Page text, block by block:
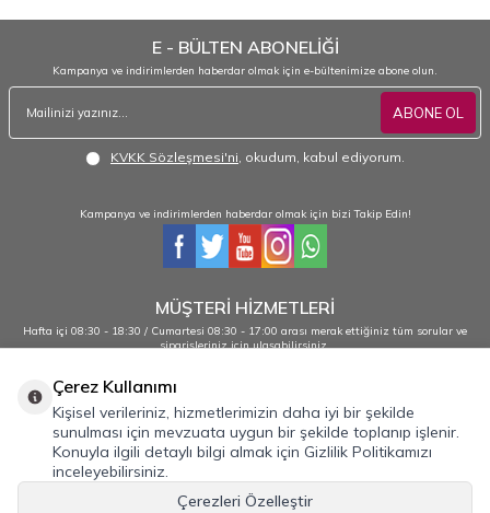
E - BÜLTEN ABONELİĞİ
Kampanya ve indirimlerden haberdar olmak için e-bültenimize abone olun.
ABONE OL
KVKK Sözleşmesi'ni, okudum, kabul ediyorum.
Kampanya ve indirimlerden haberdar olmak için bizi Takip Edin!
MÜŞTERİ HİZMETLERİ
Hafta içi 08:30 - 18:30 / Cumartesi 08:30 - 17:00 arası merak ettiğiniz tüm sorular ve
siparişleriniz için ulaşabilirsiniz.
0232 484 38 44 - 0533 330 88 95
Önemli Bilgiler
Hızlı Erişim
Çerez Kullanımı
Kişisel verileriniz, hizmetlerimizin daha iyi bir şekilde
sunulması için mevzuata uygun bir şekilde toplanıp işlenir.
Konuyla ilgili detaylı bilgi almak için Gizlilik Politikamızı
inceleyebilirsiniz.
Çerezleri Özelleştir